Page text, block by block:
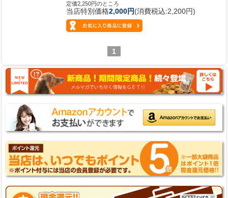
定価2,250円のところ
当店特別価格2,000円(消費税込:2,200円)
1